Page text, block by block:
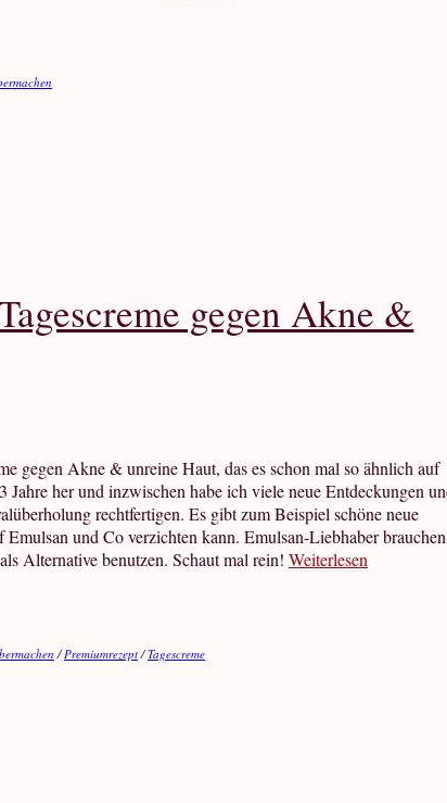
gegen Akne &
gegen Akne & unreine Haut, das es schon mal so ähnlich auf
her und inzwischen habe ich viele neue Entdeckungen
rechtfertigen. Es gibt zum Beispiel schöne neue
und Co verzichten kann. Emulsan-Liebhaber brauchen
Alternative benutzen. Schaut mal rein! Weiterlesen
/Premiumrezept/Tagescreme